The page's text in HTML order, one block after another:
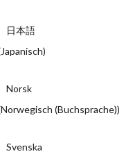
日本語
Japanisch)
Norsk
Norwegisch (Buchsprache))
Svenska